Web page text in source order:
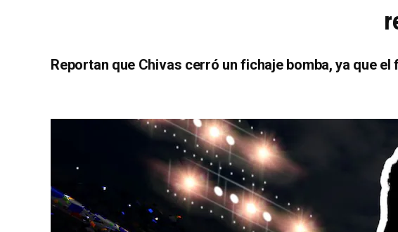
Reportan que Chivas cerró un fichaje bomba, ya que